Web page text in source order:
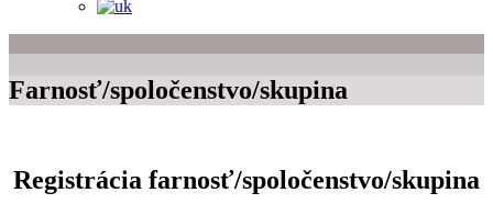
Farnosť/spoločenstvo/skupina
Registrácia farnosť/spoločenstvo/skupina